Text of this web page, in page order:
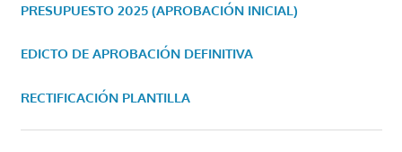
PRESUPUESTO 2025 (APROBACIÓN INICIAL)
EDICTO DE APROBACIÓN DEFINITIVA
RECTIFICACIÓN PLANTILLA